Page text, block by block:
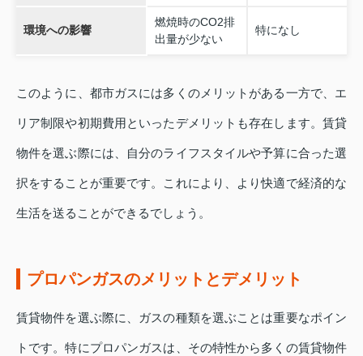
環境への影響
燃焼時のCO2排
出量が少ない
特になし
このように、都市ガスには多くのメリットがある一方で、エ
リア制限や初期費用といったデメリットも存在します。賃貸
物件を選ぶ際には、自分のライフスタイルや予算に合った選
択をすることが重要です。これにより、より快適で経済的な
生活を送ることができるでしょう。
プロパンガスのメリットとデメリット
賃貸物件を選ぶ際に、ガスの種類を選ぶことは重要なポイン
トです。特にプロパンガスは、その特性から多くの賃貸物件